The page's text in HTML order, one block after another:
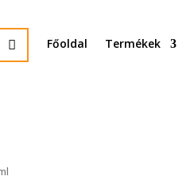
Főoldal Termékek